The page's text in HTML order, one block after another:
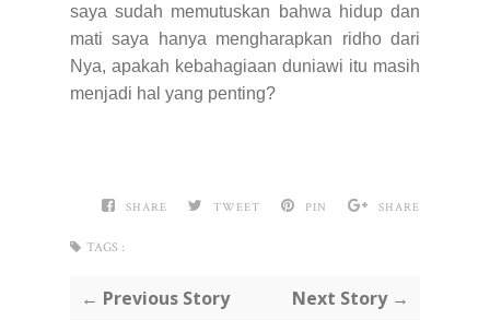
saya sudah memutuskan bahwa hidup dan
mati saya hanya mengharapkan ridho dari
Nya, apakah kebahagiaan duniawi itu masih
menjadi hal yang penting?
SHARE TWEET PIN SHARE
TAGS :
← Previous Story Next Story →